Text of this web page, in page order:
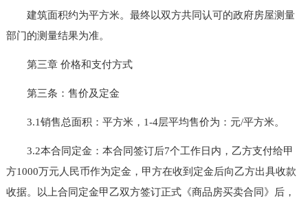
建筑面积约为平方米。最终以双方共同认可的政府房屋测量
部门的测量结果为准。
第三章 价格和支付方式
第三条：售价及定金
3.1销售总面积：平方米，1-4层平均售价为：元/平方米。
3.2本合同定金：本合同签订后7个工作日内，乙方支付给甲
方1000万元人民币作为定金，甲方在收到定金后向乙方出具收款
收据。以上合同定金甲乙双方签订正式《商品房买卖合同》后，